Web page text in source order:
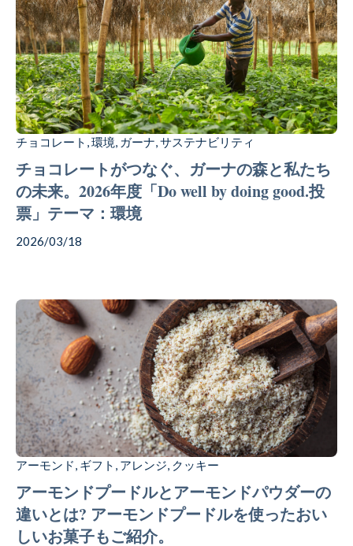
チョコレート ,環境, ガーナ,サステナビリティ
チョコレートがつなぐ、ガーナの森と私たち
の未来。2026年度「Do well by doing good.投
票」テーマ：環境
2026/03/18
アーモンド, ギフト , アレンジ, クッキー
アーモンドプードルとアーモンドパウダーの
違いとは? アーモンドプードルを使ったおい
しいお菓子もご紹介。